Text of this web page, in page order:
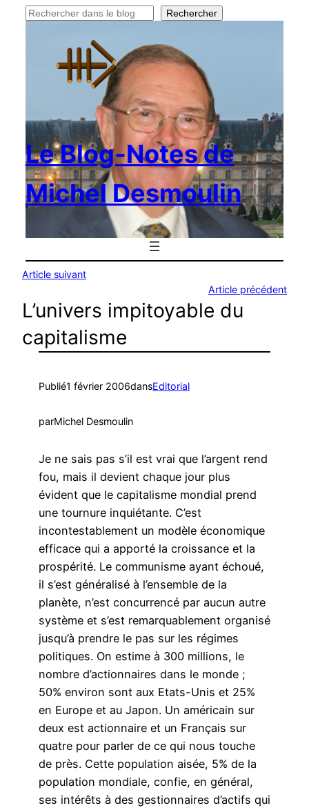
Rechercher Rechercher
Le Blog-Notes de
Michel Desmoulin
Article suivant
Article précédent
L’univers impitoyable du
capitalisme
Publié1 février 2006dansEditorial
parMichel Desmoulin
Je ne sais pas s’il est vrai que l’argent rend
fou, mais il devient chaque jour plus
évident que le capitalisme mondial prend
une tournure inquiétante. C’est
incontestablement un modèle économique
efficace qui a apporté la croissance et la
prospérité. Le communisme ayant échoué,
il s’est généralisé à l’ensemble de la
planète, n’est concurrencé par aucun autre
système et s’est remarquablement organisé
jusqu’à prendre le pas sur les régimes
politiques. On estime à 300 millions, le
nombre d’actionnaires dans le monde ;
50% environ sont aux Etats-Unis et 25%
en Europe et au Japon. Un américain sur
deux est actionnaire et un Français sur
quatre pour parler de ce qui nous touche
de près. Cette population aisée, 5% de la
population mondiale, confie, en général,
ses intérêts à des gestionnaires d’actifs qui